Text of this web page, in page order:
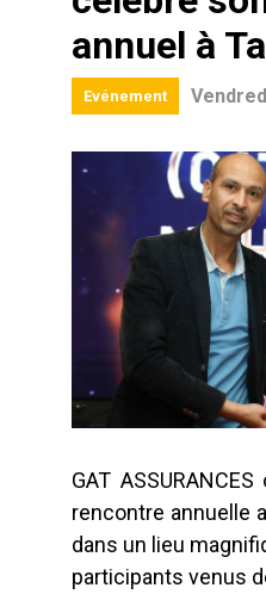
annuel à
Evénement
GAT
rencontre annuelle
dans un lieu
participants venus